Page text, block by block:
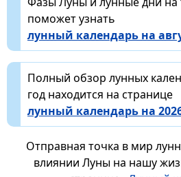
поможет узнать
лунный календарь на
Полный обзор лунных
год находится на странице
лунный календарь на
Отправная точка в мир
влиянии Луны на нашу